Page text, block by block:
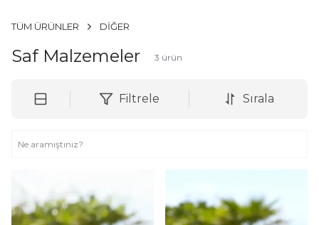
TÜM ÜRÜNLER DİĞER
Saf Malzemeler 3 ürün
Filtrele Sırala